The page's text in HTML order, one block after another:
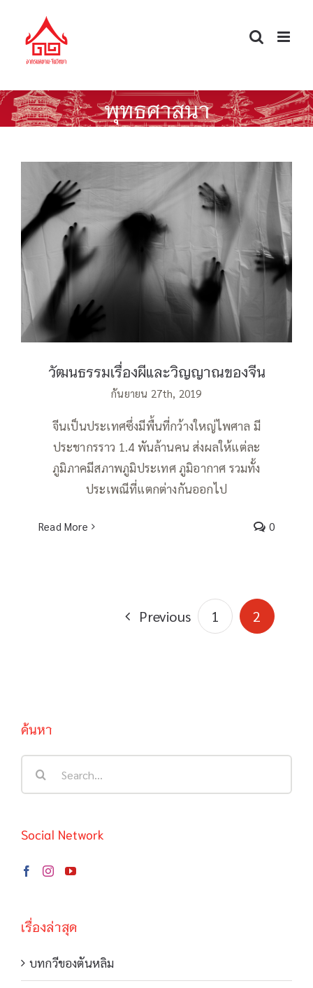
content
พุทธศาสนา
วัฒนธรรมเรื่องผีและวิญญาณของจีน
วัฒนธรรมเรื่องผีและวิญญาณของจีน
กันยายน 27th, 2019
จีนเป็นประเทศซึ่งมีพื้นที่กว้างใหญ่ไพศาล มี
ประชากรราว 1.4 พันล้านคน ส่งผลให้แต่ละ
ภูมิภาคมีสภาพภูมิประเทศ ภูมิอากาศ รวมทั้ง
ประเพณีที่แตกต่างกันออกไป
Read More 0
Previous 1 2
ค้นหา
Social Network
เรื่องล่าสุด
บทกวีของตันหลิม